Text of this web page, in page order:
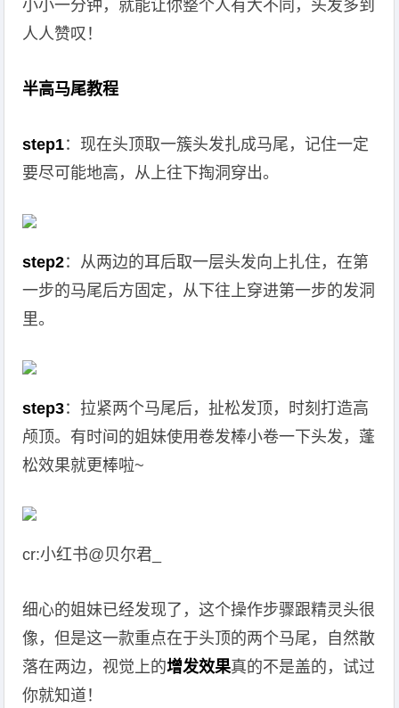
小小一分钟，就能让你整个人有大不同，头发多到
人人赞叹！
半高马尾教程
step1：现在头顶取一簇头发扎成马尾，记住一定
要尽可能地高，从上往下掏洞穿出。
step2：从两边的耳后取一层头发向上扎住，在第
一步的马尾后方固定，从下往上穿进第一步的发洞
里。
step3：拉紧两个马尾后，扯松发顶，时刻打造高
颅顶。有时间的姐妹使用卷发棒小卷一下头发，蓬
松效果就更棒啦~
cr:小红书@贝尔君_
细心的姐妹已经发现了，这个操作步骤跟精灵头很
像，但是这一款重点在于头顶的两个马尾，自然散
落在两边，视觉上的增发效果真的不是盖的，试过
你就知道！